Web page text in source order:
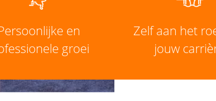
en
groei
Zelf aan het
jouw